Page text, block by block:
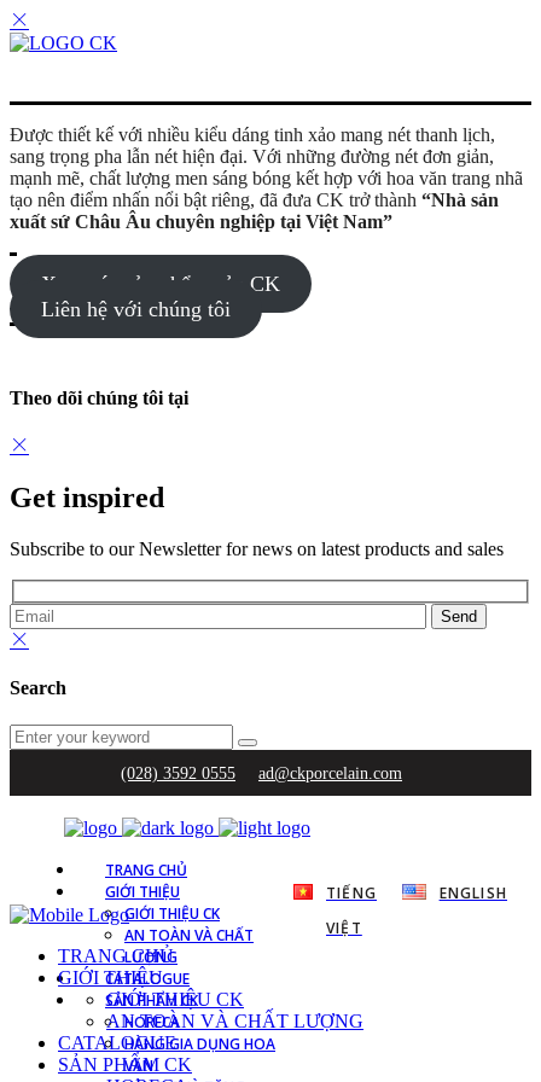
Được thiết kế với nhiều kiểu dáng tinh xảo mang nét thanh lịch,
sang trọng pha lẫn nét hiện đại. Với những đường nét đơn giản,
mạnh mẽ, chất lượng men sáng bóng kết hợp với hoa văn trang nhã
tạo nên điểm nhấn nổi bật riêng, đã đưa CK trở thành “Nhà sản
xuất sứ Châu Âu chuyên nghiệp tại Việt Nam”
Xem các sản phẩm của CK
Liên hệ với chúng tôi
Theo dõi chúng tôi tại
Get inspired
Subscribe to our Newsletter for news on latest products and sales
Search
(028) 3592 0555 ad@ckporcelain.com
TRANG CHỦ
GIỚI THIỆU
GIỚI THIỆU CK
AN TOÀN VÀ CHẤT
LƯỢNG
CATALOGUE
SẢN PHẨM CK
HORECA
HÀNG GIA DỤNG HOA
VĂN
TIẾNG
VIỆT
ENGLISH
TRANG CHỦ
GIỚI THIỆU
GIỚI THIỆU CK
AN TOÀN VÀ CHẤT LƯỢNG
CATALOGUE
SẢN PHẨM CK